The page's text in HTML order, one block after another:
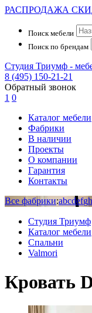
РАСПРОДАЖА
Поиск мебели
Поиск по брендам
Студия Триумф -
8 (495) 150-21-21
Обратный звонок
1 0
Каталог мебели
Фабрики
В наличии
Проекты
О компании
Гарантия
Контакты
Все фабрики:abcdefgh
Студия Триумф
Каталог мебели
Спальни
Valmori
Кровать